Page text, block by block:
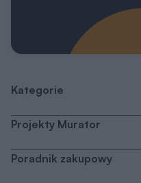
Kategorie
Projekty Murator
Poradnik zakupowy